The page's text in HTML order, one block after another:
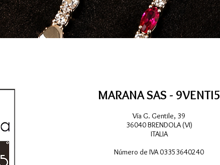
MARANA SAS - 9VENTI5
Vía G. Gentile, 39
36040 BRENDOLA (VI)
ITALIA
Número de IVA 03353640240